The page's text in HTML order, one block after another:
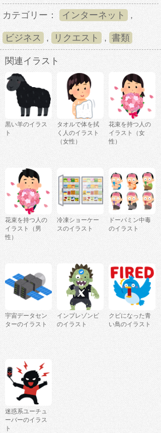
カテゴリー： インターネット ,
ビジネス , リクエスト , 書類
関連イラスト
黒い羊のイラス
ト
タオルで体を拭
く人のイラスト
（女性）
花束を持つ人の
イラスト（女
性）
花束を持つ人の
イラスト（男
性）
冷凍ショーケー
スのイラスト
ドーパミン中毒
のイラスト
宇宙データセン
ターのイラスト
インプレゾンビ
のイラスト
クビになった青
い鳥のイラスト
迷惑系ユーチュ
ーバーのイラス
ト